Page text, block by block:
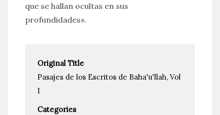
que se hallan ocultas en sus
profundidades».
Original Title
Pasajes de los Escritos de Baha'u'llah, Vol
I
Categories